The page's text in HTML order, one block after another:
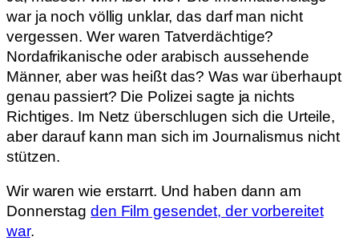
war ja noch völlig unklar, das darf man nicht
vergessen. Wer waren Tatverdächtige?
Nordafrikanische oder arabisch aussehende
Männer, aber was heißt das? Was war überhaupt
genau passiert? Die Polizei sagte ja nichts
Richtiges. Im Netz überschlugen sich die Urteile,
aber darauf kann man sich im Journalismus nicht
stützen.
Wir waren wie erstarrt. Und haben dann am
Donnerstag den Film gesendet, der vorbereitet
war.